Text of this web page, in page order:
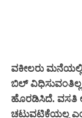
ವಕೀಲರು ಮನೆಯಲ್ಲಿ
ಬಿಲ್
ಹೊರಡಿಸಿದೆ. ವಸತಿ
ಚಟುವಟಿಕೆಯಲ್ಲ